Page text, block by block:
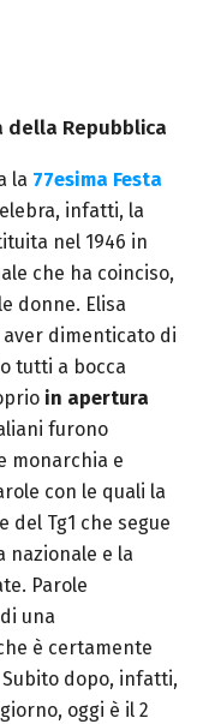
della Repubblica
la 77esima Festa
infatti, la
nel 1946 in
che ha coinciso,
donne. Elisa
dimenticato di
tutti a bocca
in apertura
furono
monarchia e
con le quali la
del Tg1 che segue
nazionale e la
Parole
una
è certamente
Subito dopo, infatti,
oggi è il 2